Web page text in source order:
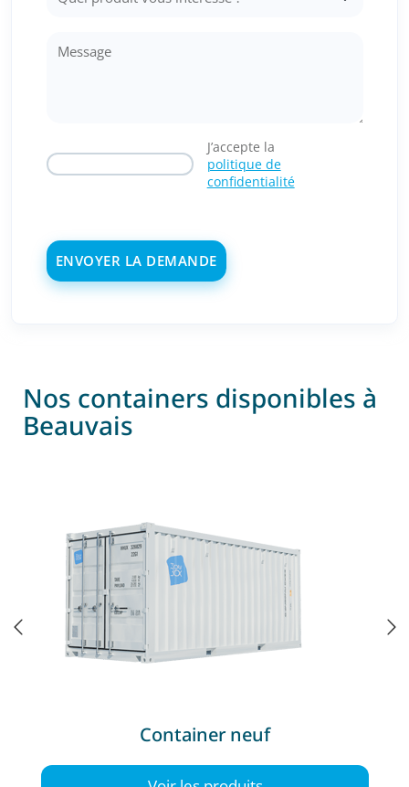
Nos containers disponibles à
Beauvais
Container neuf
J’accepte la
politique de
confidentialité